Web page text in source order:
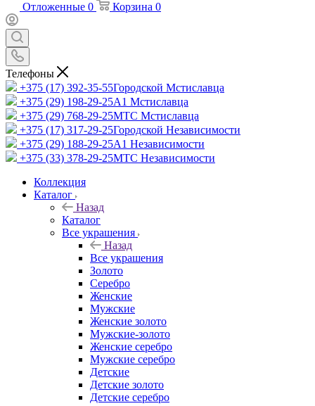
Отложенные 0 Корзина 0
Телефоны
+375 (17) 392-35-55Городской Мстиславца
+375 (29) 198-29-25A1 Мстиславца
+375 (29) 768-29-25МТС Мстиславца
+375 (17) 317-29-25Городской Независимости
+375 (29) 188-29-25A1 Независимости
+375 (33) 378-29-25МТС Независимости
Коллекция
Каталог
Назад
Каталог
Все украшения
Назад
Все украшения
Золото
Серебро
Женские
Мужские
Женские золото
Мужские-золото
Женские серебро
Мужские серебро
Детские
Детские золото
Детские серебро